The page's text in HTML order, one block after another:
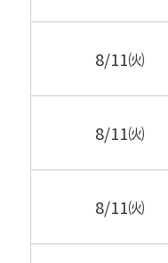
8/11㈫
8/11㈫
8/11㈫